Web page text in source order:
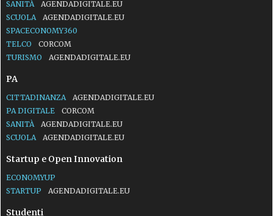
SANITÀ
AGENDADIGITALE.EU
SCUOLA
AGENDADIGITALE.EU
SPACECONOMY360
TELCO
CORCOM
TURISMO
AGENDADIGITALE.EU
PA
CITTADINANZA
AGENDADIGITALE.EU
PA DIGITALE
CORCOM
SANITÀ
AGENDADIGITALE.EU
SCUOLA
AGENDADIGITALE.EU
Startup e Open Innovation
ECONOMYUP
STARTUP
AGENDADIGITALE.EU
Studenti